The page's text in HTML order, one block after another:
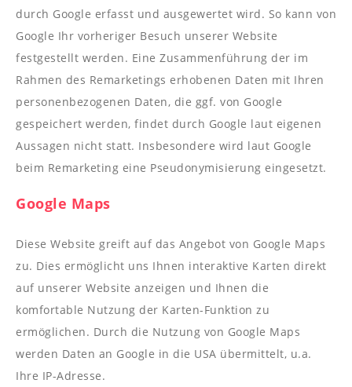
durch Google erfasst und ausgewertet wird. So kann von
Google Ihr vorheriger Besuch unserer Website
festgestellt werden. Eine Zusammenführung der im
Rahmen des Remarketings erhobenen Daten mit Ihren
personenbezogenen Daten, die ggf. von Google
gespeichert werden, findet durch Google laut eigenen
Aussagen nicht statt. Insbesondere wird laut Google
beim Remarketing eine Pseudonymisierung eingesetzt.
Google Maps
Diese Website greift auf das Angebot von Google Maps
zu. Dies ermöglicht uns Ihnen interaktive Karten direkt
auf unserer Website anzeigen und Ihnen die
komfortable Nutzung der Karten-Funktion zu
ermöglichen. Durch die Nutzung von Google Maps
werden Daten an Google in die USA übermittelt, u.a.
Ihre IP-Adresse.